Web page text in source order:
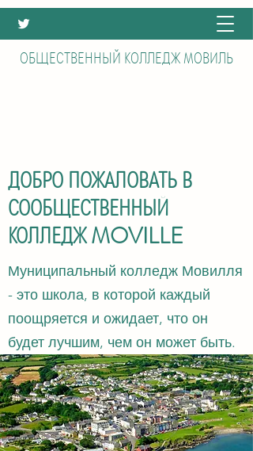
ОБЩЕСТВЕННЫЙ КОЛЛЕДЖ МОВИЛЬ
ДОБРО ПОЖАЛОВАТЬ В
СООБЩЕСТВЕННЫЙ
КОЛЛЕДЖ MOVILLE
Муниципальный колледж Мовилля
- это школа, в которой каждый
поощряется и ожидает, что он
будет лучшим, чем он может быть.